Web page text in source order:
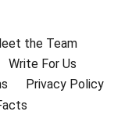
the Team
Write For Us
Privacy Policy